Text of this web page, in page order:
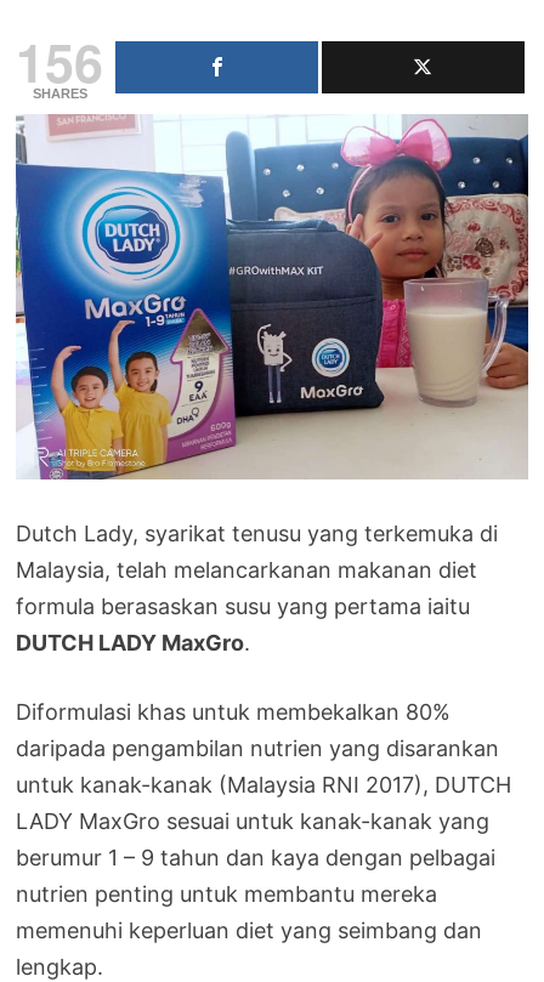
156
SHARES
Dutch Lady, syarikat tenusu yang terkemuka di
Malaysia, telah melancarkanan makanan diet
formula berasaskan susu yang pertama iaitu
DUTCH LADY MaxGro.
Diformulasi khas untuk membekalkan 80%
daripada pengambilan nutrien yang disarankan
untuk kanak-kanak (Malaysia RNI 2017), DUTCH
LADY MaxGro sesuai untuk kanak-kanak yang
berumur 1 – 9 tahun dan kaya dengan pelbagai
nutrien penting untuk membantu mereka
memenuhi keperluan diet yang seimbang dan
lengkap.